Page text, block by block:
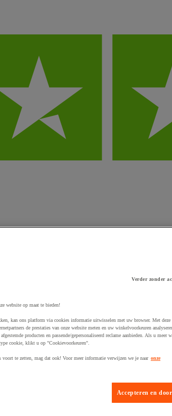
Verder zonder
website op maat te bieden!
kan ons platform via cookies informatie uitwisselen met uw browser. Met deze
de prestaties van onze website meten en uw winkelvoorkeuren
producten en passende/gepersonaliseerd reclame aanbieden. Als u meer
cookie, klikt u op "Cookievoorkeuren".
te zetten, mag dat ook! Voor meer informatie verwijzen we je naar onze
Accepteren en